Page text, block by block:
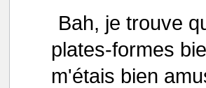
Bah, je trouve
plates-formes
m'étais bien